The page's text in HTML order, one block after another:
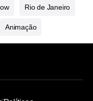
Rio de Janeiro
Animação